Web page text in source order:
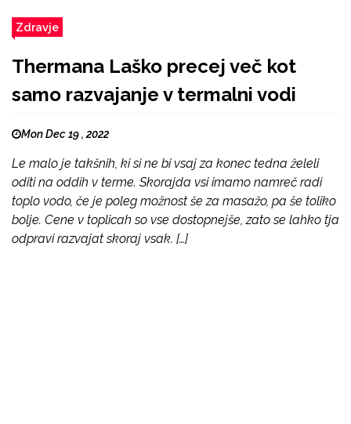
Zdravje
Thermana Laško precej več kot
samo razvajanje v termalni vodi
Mon Dec 19 , 2022
Le malo je takšnih, ki si ne bi vsaj za konec tedna želeli
oditi na oddih v terme. Skorajda vsi imamo namreč radi
toplo vodo, če je poleg možnost še za masažo, pa še toliko
bolje. Cene v toplicah so vse dostopnejše, zato se lahko tja
odpravi razvajat skoraj vsak. […]